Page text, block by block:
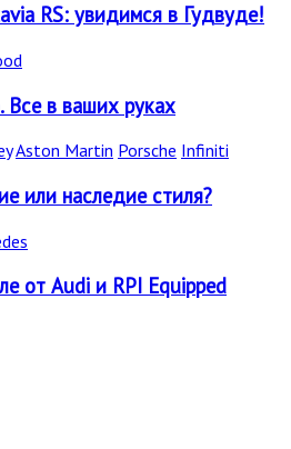
RS: увидимся в Гудвуде!
в ваших руках
Aston Martin Porsche Infiniti
или наследие стиля?
от Audi и RPI Equipped